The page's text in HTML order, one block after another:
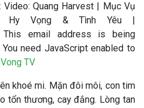
Video: Quang Harvest | Mục Vụ
Hy Vọng & Tình Yêu |
This email address is being
need JavaScript enabled to
TV
khoé mi. Mặn đôi môi, con tim
tổn thương, cay đắng. Lòng tan